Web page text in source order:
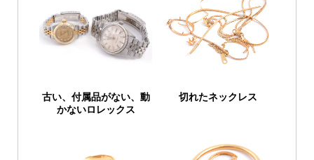
古い、付属品がない、 動
かないロレックス
切れたネックレス